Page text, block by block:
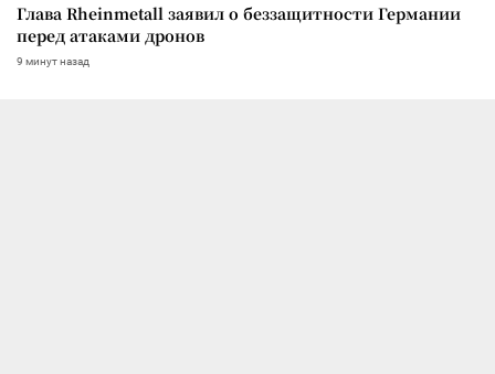
Глава Rheinmetall заявил о беззащитности Германии
перед атаками дронов
9 минут назад